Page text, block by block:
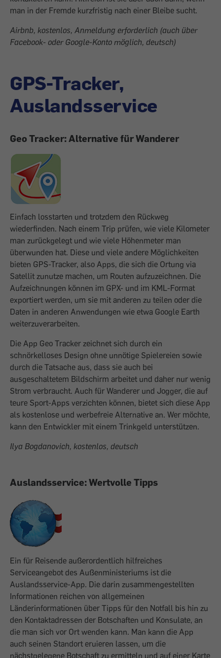
man in der Fremde kurzfristig nach einer Bleibe sucht.
Airbnb, kostenlos, Anmeldung erforderlich (auch über
Facebook- oder Google-Konto möglich, deutsch)
GPS-Tracker,
Auslandsservice
Geo Tracker: Alter­native für Wanderer
Einfach losstarten und trotzdem den Rückweg
wiederfinden. Nach einem Trip prüfen, wie viele Kilometer
man zurückgelegt und wie viele Höhenmeter man
überwunden hat. Diese und viele andere Möglichkeiten
bieten GPS-Tracker, also Apps, die sich die Ortung via
Satellit zunutze machen, um Routen aufzuzeichnen. Die
Aufzeichnungen können im GPX- und im KML-Format
exportiert werden, um sie mit anderen zu teilen oder die
Daten in anderen Anwendungen wie etwa Google Earth
weiterzuverarbeiten.
Die App Geo Tracker zeichnet sich durch ein
schnörkelloses Design ohne unnötige Spielereien sowie
durch die Tatsache aus, dass sie auch bei
ausgeschaltetem Bildschirm arbeitet und daher nur wenig
Strom verbraucht. Auch für Wanderer und Jogger, die auf
teure Sport-Apps verzichten können, bietet sich diese App
als kostenlose und werbefreie Alterna­tive an. Wer möchte,
kann den Entwickler mit einem Trinkgeld unterstützen.
Ilya Bogdanovich, kostenlos, deutsch
Auslandsservice: Wertvolle Tipps
Ein für Reisende außerordentlich hilfreiches
Serviceangebot des Außenministeriums ist die
Auslandsservice-App. Die darin zusammen­gestellten
Informationen reichen von allgemeinen
Länderinformationen über Tipps für den Notfall bis hin zu
den Kontaktadressen der Botschaften und Konsulate, an
die man sich vor Ort wenden kann. Man kann die App
auch seinen Standort eruieren lassen, um die
nächstgelegene Botschaft zu ermitteln und auf einer Karte